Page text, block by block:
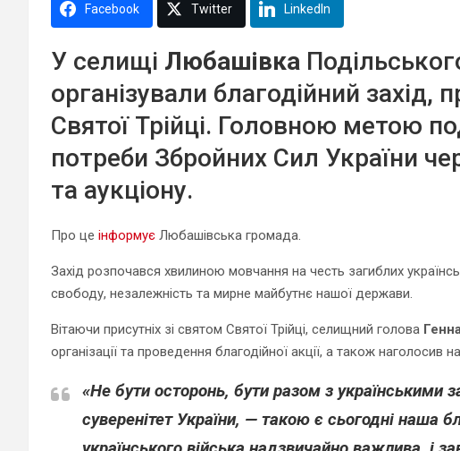
Facebook Twitter LinkedIn
У селищі Любашівка
організували благодійний захід,
Святої Трійці. Головною метою
потреби Збройних Сил України
та аукціону.
Про це інформує Любашівська громада.
Захід розпочався хвилиною мовчання на честь загиблих
свободу, незалежність та мирне майбутнє нашої держави.
Вітаючи присутніх зі святом Святої Трійці, селищний голова
організації та проведення благодійної акції, а також наголосив
«Не бути осторонь, бути разом з українськими
суверенітет України, — такою є сьогодні наша